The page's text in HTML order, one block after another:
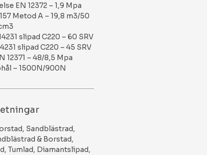
EN 12372 – 1,9 Mpa
Metod A – 19,8 m3/50
slipad C220 – 60 SRV
slipad C220 – 45 SRV
12371 – 48/8,5 Mpa
– 1500N/900N
Sandblästrad,
& Borstad,
Tumlad, Diamantslipad,